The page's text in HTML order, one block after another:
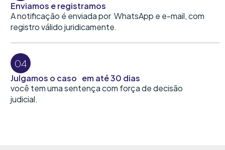
Enviamos e registramos
A notificação é enviada por WhatsApp e e-mail, com
registro válido juridicamente.
04
Julgamos o caso em até 30 dias
você tem uma sentença com força de decisão
judicial.